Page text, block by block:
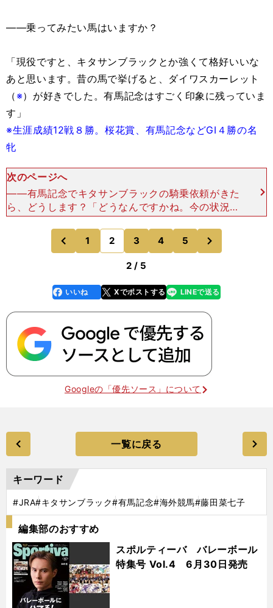
――乗ってみたい馬はいますか？
「現役ですと、キタサンブラックとか強くて格好いいな
あと思います。昔の馬で挙げると、ダイワスカーレット
（※）が好きでした。有馬記念はすごく印象に残っていま
す」
※生涯成績12戦８勝。桜花賞、有馬記念などGI４勝の名
牝
次のページへ
――有馬記念でキタサンブラックの騎乗依頼がきた
ら、どうします？「どうなんですかね。今の状況で
は絶対にあり得ない話で、自分なんかでいいのか
な、と思うかも。たぶんレース前夜とかは緊張して
眠れないんじゃない
前
のページへ
1 2 3 4 5
のページへ
2 / 5
faceboo
k
いいね Xでポストする
line LINEで送る
Googleの「優先ソース」について
一覧に戻る
キーワード
#JRA#キタサンブラック#有馬記念#海外競馬#藤田菜七子
編集部のおすすめ
スポルティーバ バレーボール
特集号 Vol.4 6月30日発売